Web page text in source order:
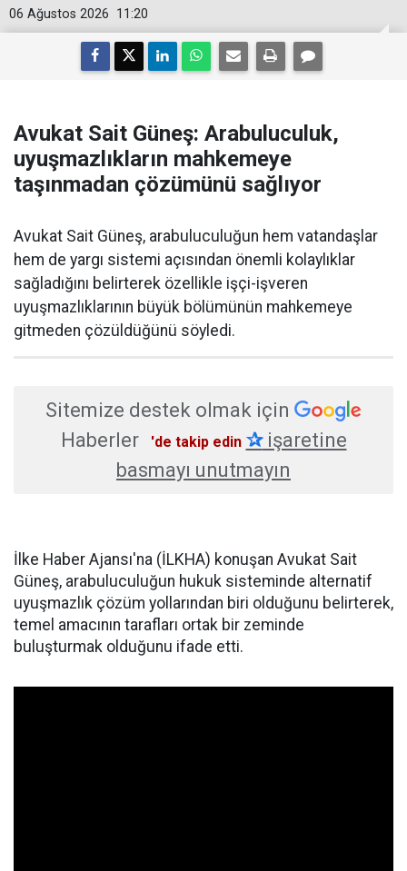
11:20
06 Ağustos 2026
Avukat Sait Güneş: Arabuluculuk,
uyuşmazlıkların mahkemeye
taşınmadan çözümünü sağlıyor
Avukat Sait Güneş, arabuluculuğun hem vatandaşlar
hem de yargı sistemi açısından önemli kolaylıklar
sağladığını belirterek özellikle işçi-işveren
uyuşmazlıklarının büyük bölümünün mahkemeye
gitmeden çözüldüğünü söyledi.
Sitemize destek olmak için
Haberler
'de takip edin ✰işaretine
basmayı unutmayın
İlke Haber Ajansı'na (İLKHA) konuşan Avukat Sait
Güneş, arabuluculuğun hukuk sisteminde alternatif
uyuşmazlık çözüm yollarından biri olduğunu belirterek,
temel amacının tarafları ortak bir zeminde
buluşturmak olduğunu ifade etti.